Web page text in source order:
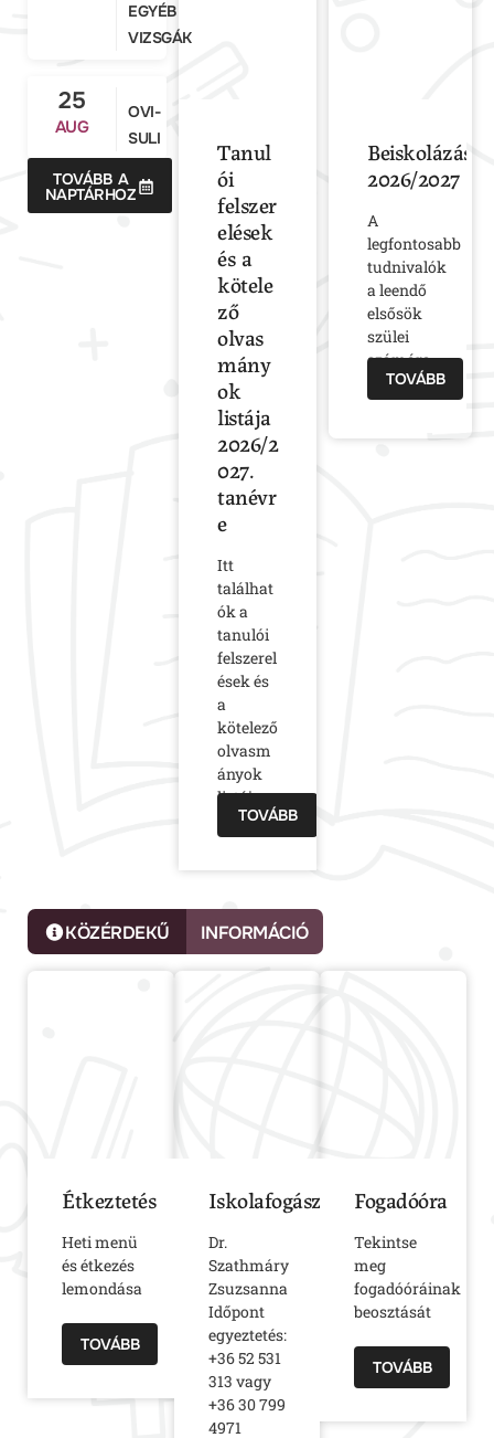
EGYÉB
VIZSGÁK
25
AUG
OVI-
SULI
TOVÁBB A
NAPTÁRHOZ
Tanul
ói
felszer
elések
és a
kötele
ző
olvas
mány
ok
listája
2026/2
027.
tanévr
e
Itt
találhat
ók a
tanulói
felszerel
ések és
a
kötelező
olvasm
ányok
listája
TOVÁBB
Beiskolázás
2026/2027
A
legfontosabb
tudnivalók
a leendő
elsősök
szülei
számára.
TOVÁBB
KÖZÉRDEKŰ INFORMÁCIÓ
Étkeztetés
Heti menü
és étkezés
lemondása
TOVÁBB
Iskolafogászat
Dr.
Szathmáry
Zsuzsanna
Időpont
egyeztetés:
+36 52 531
313 vagy
+36 30 799
4971
Fogadóóra
Tekintse
meg
fogadóóráinak
beosztását
TOVÁBB